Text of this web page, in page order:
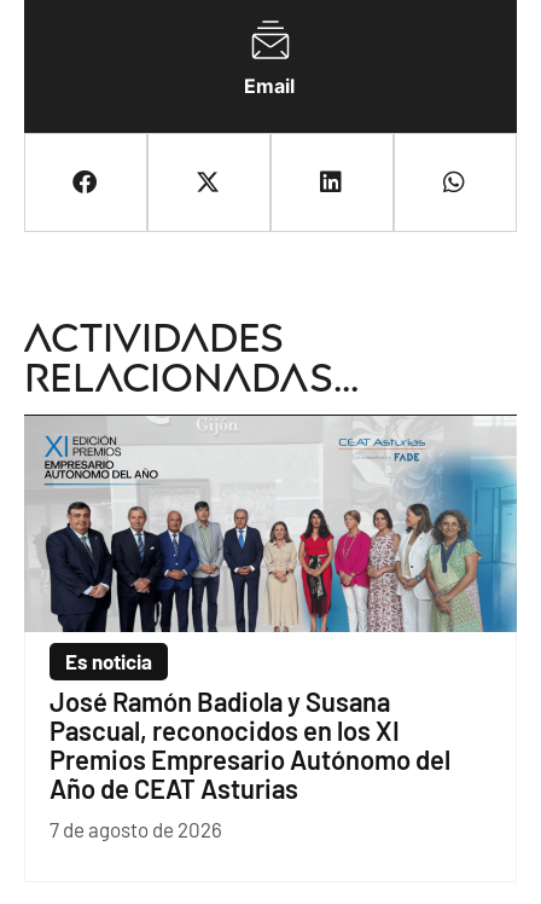
Email
Actividades
relacionadas...
Es noticia
José Ramón Badiola y Susana
Pascual, reconocidos en los XI
Premios Empresario Autónomo del
Año de CEAT Asturias
7 de agosto de 2026